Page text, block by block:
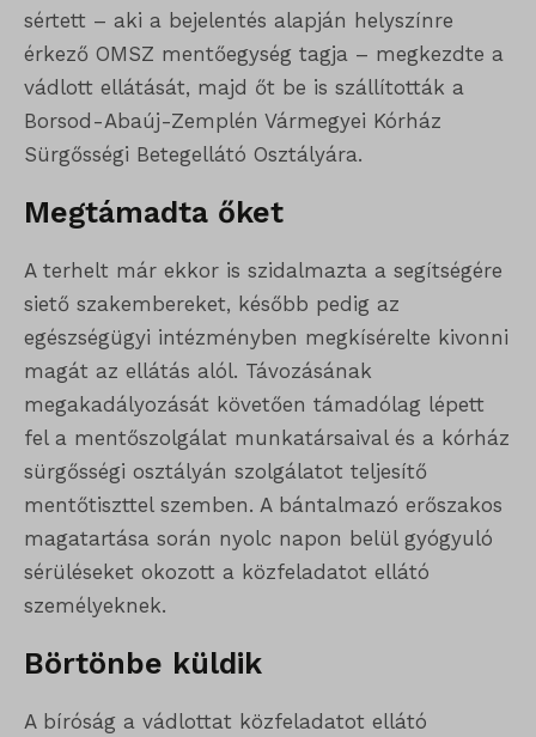
sértett – aki a bejelentés alapján helyszínre
érkező OMSZ mentőegység tagja – megkezdte a
vádlott ellátását, majd őt be is szállították a
Borsod-Abaúj-Zemplén Vármegyei Kórház
Sürgősségi Betegellátó Osztályára.
Megtámadta őket
A terhelt már ekkor is szidalmazta a segítségére
siető szakembereket, később pedig az
egészségügyi intézményben megkísérelte kivonni
magát az ellátás alól. Távozásának
megakadályozását követően támadólag lépett
fel a mentőszolgálat munkatársaival és a kórház
sürgősségi osztályán szolgálatot teljesítő
mentőtiszttel szemben. A bántalmazó erőszakos
magatartása során nyolc napon belül gyógyuló
sérüléseket okozott a közfeladatot ellátó
személyeknek.
Börtönbe küldik
A bíróság a vádlottat közfeladatot ellátó